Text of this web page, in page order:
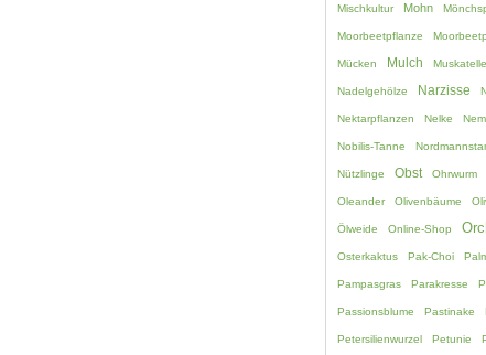
Mischkultur Mohn
Moorbeetpflanze
Mücken Mulch
Nadelgehölze Narzisse
Nektarpflanzen Nelke
Nobilis-Tanne
Nützlinge Obst Ohrwurm
Oleander Olivenbäume
Ölweide Online-Shop
Osterkaktus Pak-Choi
Pampasgras Parakresse
Passionsblume Pastinake
Petersilienwurzel Petunie